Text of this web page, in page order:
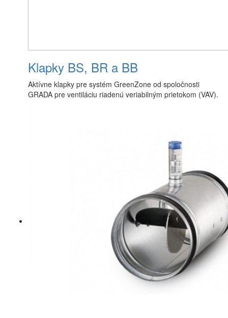
Klapky BS, BR a BB
Aktívne klapky pre systém GreenZone od spoločnosti
GRADA pre ventiláciu riadenú veriabilným prietokom (VAV).